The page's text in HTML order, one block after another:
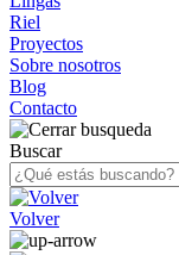
Riel
Proyectos
Sobre nosotros
Blog
Contacto
Buscar
Volver